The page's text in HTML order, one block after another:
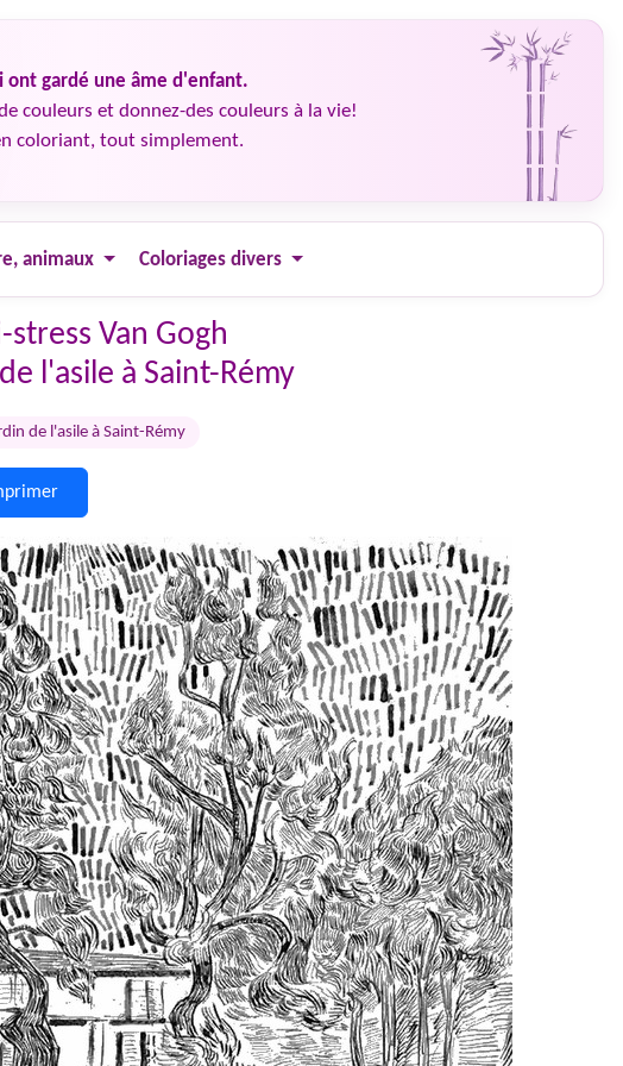
ont gardé une âme d'enfant.
couleurs et donnez-des couleurs à la vie!
coloriant, tout simplement.
animaux Coloriages divers
Van Gogh
l'asile à Saint-Rémy
de l'asile à Saint-Rémy